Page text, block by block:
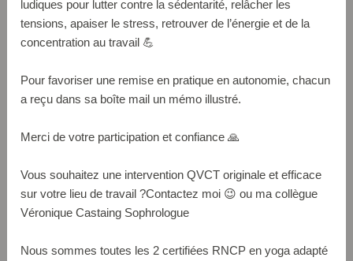
ludiques pour lutter contre la sédentarité, relâcher les
tensions, apaiser le stress, retrouver de l’énergie et de la
concentration au travail 💪
Pour favoriser une remise en pratique en autonomie, chacun
a reçu dans sa boîte mail un mémo illustré.
Merci de votre participation et confiance 🙏
Vous souhaitez une intervention QVCT originale et efficace
sur votre lieu de travail ?Contactez moi 😉 ou ma collègue
Véronique Castaing Sophrologue
Nous sommes toutes les 2 certifiées RNCP en yoga adapté